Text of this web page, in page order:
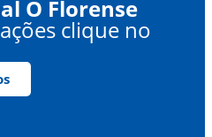
O Florense
clique no